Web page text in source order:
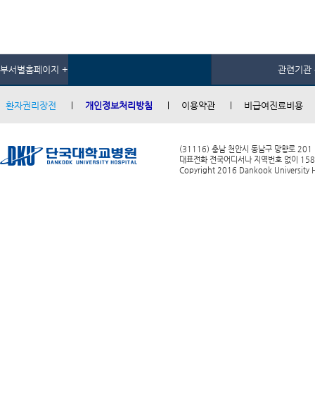
부서별홈페이지 + 관련기관
환자권리장전 개인정보처리방침 이용약관 비급여진료비용
(31116) 충남 천안시 동남구 망향로 201
대표전화 전국어디서나 지역번호 없이
Copyright 2016 Dankook University